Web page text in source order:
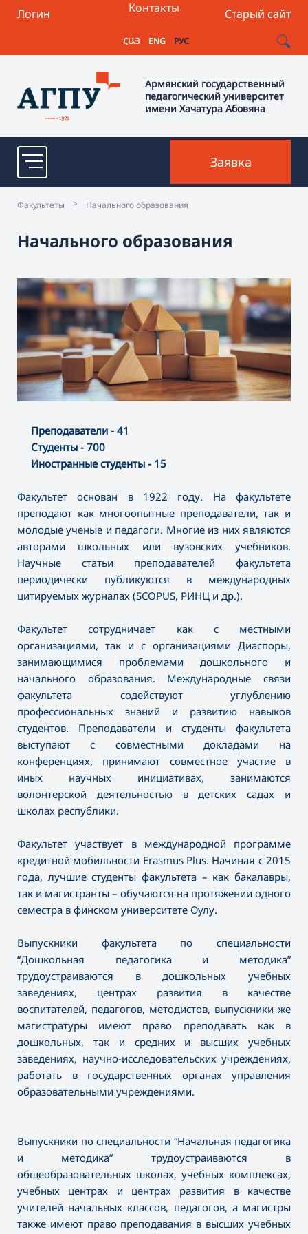
Логин Старый сайт
Контакты
ՀԱՅ ENG РУС
Армянский государственный
педагогический университет
имени Хачатура Абовяна
Заявка
Факультеты > Начального образования
Начального образования
Преподаватели - 41
Студенты - 700
Иностранные студенты - 15
Факультет основан в 1922 году. На факультете
преподают как многоопытные преподаватели, так и
молодые ученые и педагоги. Многие из них являются
авторами школьных или вузовских учебников.
Научные статьи преподавателей факультета
периодически публикуются в международных
цитируемых журналах (SCOPUS, РИНЦ и др.).
Факультет сотрудничает как с местными
организациями, так и с организациями Диаспоры,
занимающимися проблемами дошкольного и
начального образования. Международные связи
факультета содействуют углублению
профессиональных знаний и развитию навыков
студентов. Преподаватели и студенты факультета
выступают с совместными докладами на
конференциях, принимают совместное участие в
иных научных инициативах, занимаются
волонтерской деятельностью в детских садах и
школах республики.
Факультет участвует в международной программе
кредитной мобильности Erasmus Plus. Начиная с 2015
года, лучшие студенты факультета – как бакалавры,
так и магистранты – обучаются на протяжении одного
семестра в финском университете Оулу.
Выпускники факультета по специальности
“Дошкольная педагогика и методика”
трудоустраиваются в дошкольных учебных
заведениях, центрах развития в качестве
воспитателей, педагогов, методистов, выпускники же
магистратуры имеют право преподавать как в
дошкольных, так и средних и высших учебных
заведениях, научно-исследовательских учреждениях,
работать в государственных органах управления
образовательными учреждениями.
Выпускники по специальности “Начальная педагогика
и методика” трудоустраиваются в
общеобразовательных школах, учебных комплексах,
учебных центрах и центрах развития в качестве
учителей начальных классов, педагогов, а магистры
также имеют право преподавания в высших учебных